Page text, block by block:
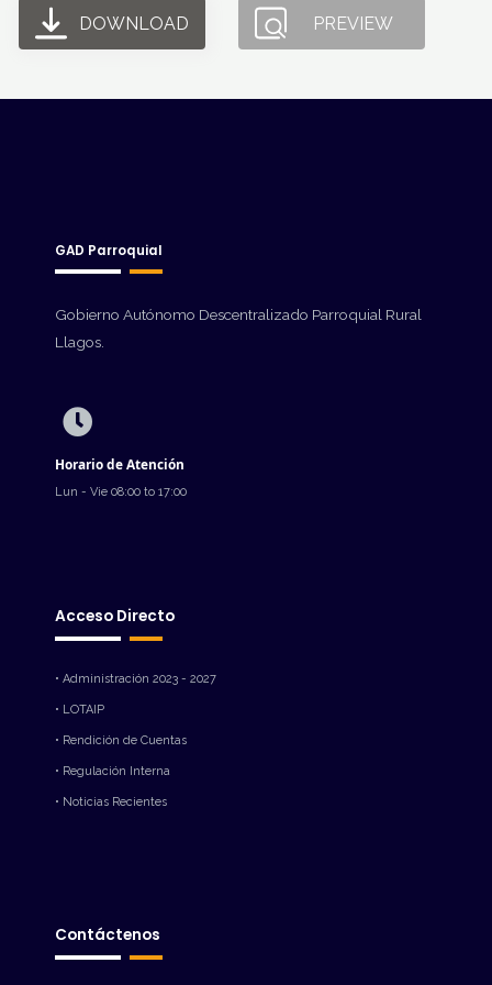
DOWNLOAD PREVIEW
GAD Parroquial
Gobierno Autónomo Descentralizado Parroquial Rural
Llagos.
Horario de Atención
Lun - Vie 08:00 to 17:00
Acceso Directo
• Administración 2023 - 2027
• LOTAIP
• Rendición de Cuentas
• Regulación Interna
• Noticias Recientes
Contáctenos